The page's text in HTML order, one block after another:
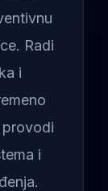
Radi
i
i